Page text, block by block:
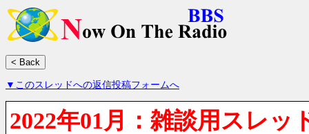
▼このスレッドへの返信投稿フォームへ
2022年01月：雑談用スレッ